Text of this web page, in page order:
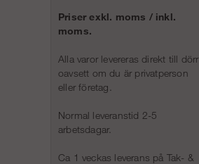
Priser exkl. moms / inkl.
moms.
Alla varor levereras direkt till dörr
oavsett om du är privatperson
eller företag.
Normal leveranstid 2-5
arbetsdagar.
Ca 1 veckas leverans på Tak- &